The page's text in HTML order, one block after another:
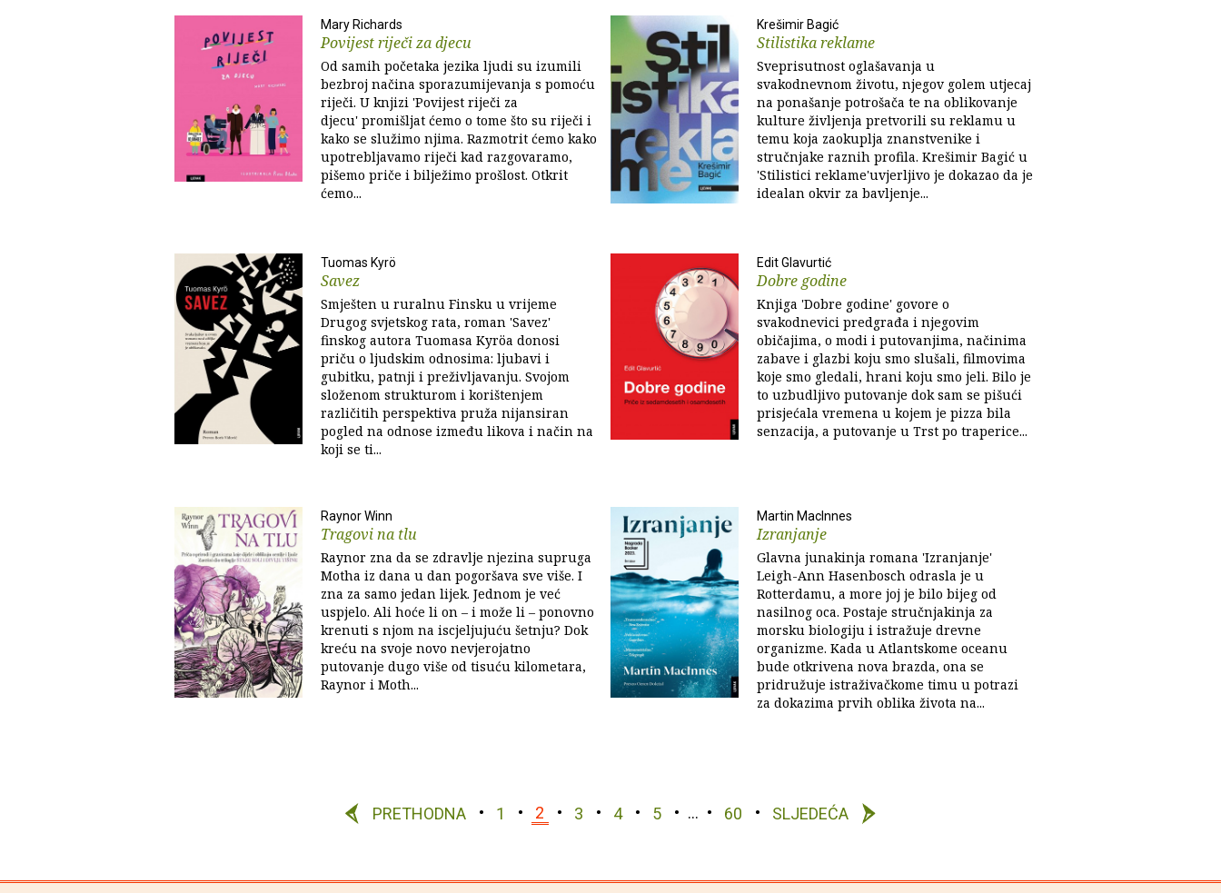
Mary Richards
Povijest riječi za djecu
Od samih početaka jezika ljudi su izumili
bezbroj načina sporazumijevanja s pomoću
riječi. U knjizi 'Povijest riječi za
djecu' promišljat ćemo o tome što su riječi i
kako se služimo njima. Razmotrit ćemo kako
upotrebljavamo riječi kad razgovaramo,
pišemo priče i bilježimo prošlost. Otkrit
ćemo...
Krešimir Bagić
Stilistika reklame
Sveprisutnost oglašavanja u
svakodnevnom životu, njegov golem utjecaj
na ponašanje potrošača te na oblikovanje
kulture življenja pretvorili su reklamu u
temu koja zaokuplja znanstvenike i
stručnjake raznih profila. Krešimir Bagić u
'Stilistici reklame'uvjerljivo je dokazao da je
idealan okvir za bavljenje...
Tuomas Kyrö
Savez
Smješten u ruralnu Finsku u vrijeme
Drugog svjetskog rata, roman 'Savez'
finskog autora Tuomasa Kyröa donosi
priču o ljudskim odnosima: ljubavi i
gubitku, patnji i preživljavanju. Svojom
složenom strukturom i korištenjem
različitih perspektiva pruža nijansiran
pogled na odnose između likova i način na
koji se ti...
Edit Glavurtić
Dobre godine
Knjiga 'Dobre godine' govore o
svakodnevici predgrađa i njegovim
običajima, o modi i putovanjima, načinima
zabave i glazbi koju smo slušali, filmovima
koje smo gledali, hrani koju smo jeli. Bilo je
to uzbudljivo putovanje dok sam se pišući
prisjećala vremena u kojem je pizza bila
senzacija, a putovanje u Trst po traperice...
Raynor Winn
Tragovi na tlu
Raynor zna da se zdravlje njezina supruga
Motha iz dana u dan pogoršava sve više. I
zna za samo jedan lijek. Jednom je već
uspjelo. Ali hoće li on – i može li – ponovno
krenuti s njom na iscjeljujuću šetnju? Dok
kreću na svoje novo nevjerojatno
putovanje dugo više od tisuću kilometara,
Raynor i Moth...
Martin MacInnes
Izranjanje
Glavna junakinja romana 'Izranjanje'
Leigh-Ann Hasenbosch odrasla je u
Rotterdamu, a more joj je bilo bijeg od
nasilnog oca. Postaje stručnjakinja za
morsku biologiju i istražuje drevne
organizme. Kada u Atlantskome oceanu
bude otkrivena nova brazda, ona se
pridružuje istraživačkome timu u potrazi
za dokazima prvih oblika života na...
PRETHODNA 1 2 3 4 5 … 60 SLJEDEĆA